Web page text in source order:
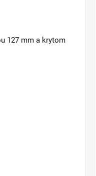
127 mm a krytom